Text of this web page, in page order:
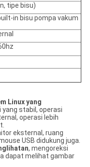
tipe bisu)
in bisu pompa vakum
Linux yang
stabil, operasi
operasi lebih
eksternal, ruang
USB didukung juga.
, mengoreksi
dapat melihat gambar